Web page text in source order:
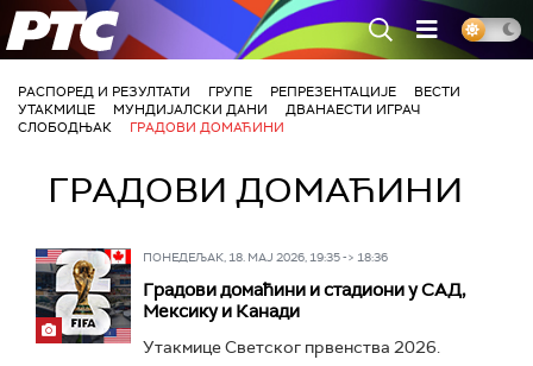
РТС
РАСПОРЕД И РЕЗУЛТАТИ ГРУПЕ РЕПРЕЗЕНТАЦИЈЕ
ВЕСТИ
УТАКМИЦЕ
МУНДИЈАЛСКИ ДАНИ
ДВАНАЕСТИ ИГРАЧ
СЛОБОДЊАК
ГРАДОВИ ДОМАЋИНИ
ГРАДОВИ ДОМАЋИНИ
ПОНЕДЕЉАК, 18. МАЈ 2026, 19:35 -> 18:36
Градови домаћини и стадиони у САД,
Мексику и Канади
Утакмице Светског првенства 2026.